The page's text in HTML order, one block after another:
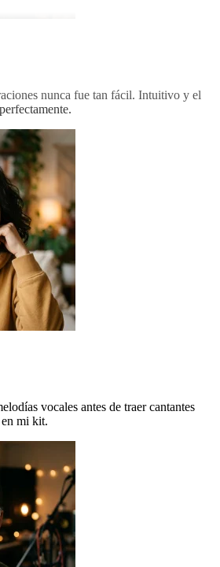
nunca fue tan fácil. Intuitivo y el
vocales antes de traer cantantes